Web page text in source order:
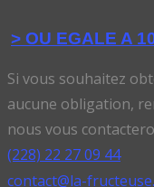
> OU EGALE A
Si vous souhaitez
aucune obligation,
nous vous
(228) 22 27 09 44
contact@la-